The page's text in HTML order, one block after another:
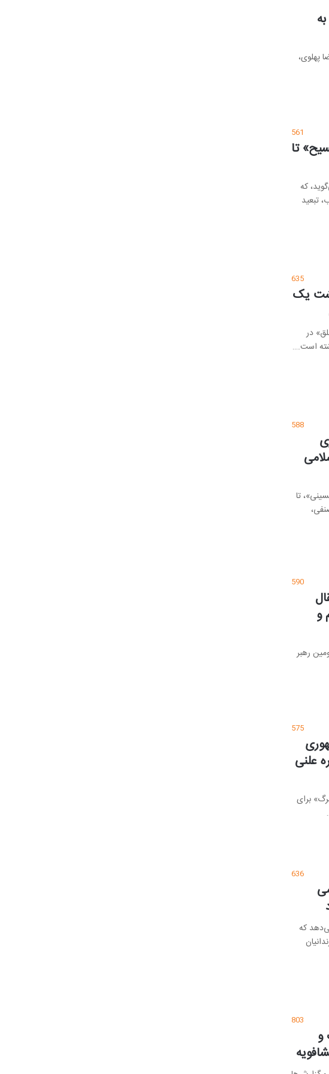
پهلوی،
561
تا
که
تبعید
635
یک
در
است.…
588
تا
590
و
رهبر
575
علنی
برای
636
که
803
و